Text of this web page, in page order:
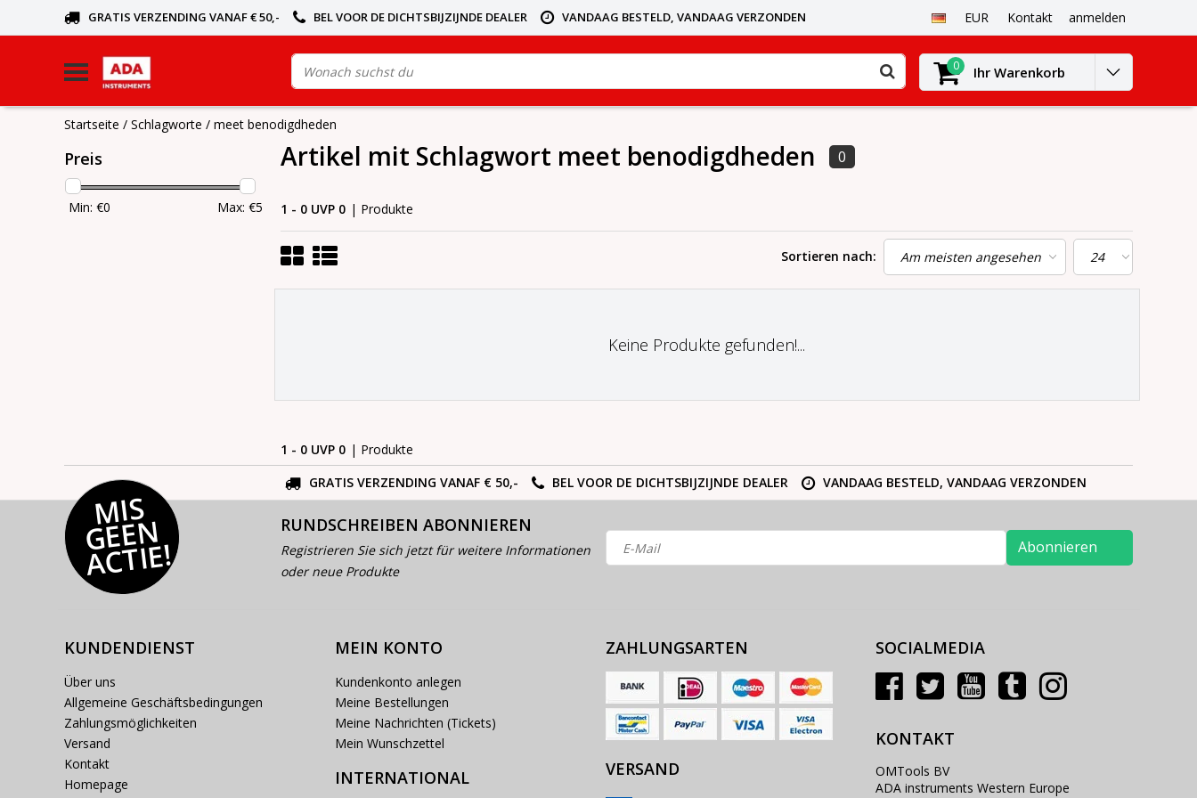
GRATIS VERZENDING VANAF € 50,- BEL VOOR DE DICHTSBIJZIJNDE DEALER VANDAAG BESTELD, VANDAAG VERZONDEN EUR Kontakt anmelden
0 Ihr Warenkorb
Startseite / Schlagworte / meet benodigdheden
Preis
Min: €0 Max: €5
Artikel mit Schlagwort meet benodigdheden 0
1 - 0 UVP 0 | Produkte
Sortieren nach:
Keine Produkte gefunden!...
1 - 0 UVP 0 | Produkte
GRATIS VERZENDING VANAF € 50,-
BEL VOOR DE DICHTSBIJZIJNDE DEALER VANDAAG BESTELD, VANDAAG VERZONDEN
MI
S
G
E
E
N
A
C
TI
E!
RUNDSCHREIBEN ABONNIEREN
Registrieren Sie sich jetzt für weitere Informationen
oder neue Produkte
Abonnieren
KUNDENDIENST
Über uns
Allgemeine Geschäftsbedingungen
Zahlungsmöglichkeiten
Versand
Kontakt
Homepage
MEIN KONTO
Kundenkonto anlegen
Meine Bestellungen
Meine Nachrichten (Tickets)
Mein Wunschzettel
INTERNATIONAL
ZAHLUNGSARTEN
VERSAND
SOCIALMEDIA
KONTAKT
OMTools BV
ADA instruments Western Europe